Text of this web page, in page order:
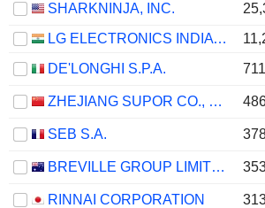
SHARKNINJA, INC.
LG ELECTRONICS INDIA LIMITED
DE'LONGHI S.P.A.
ZHEJIANG SUPOR CO., LTD.
SEB S.A.
BREVILLE GROUP LIMITED
RINNAI CORPORATION